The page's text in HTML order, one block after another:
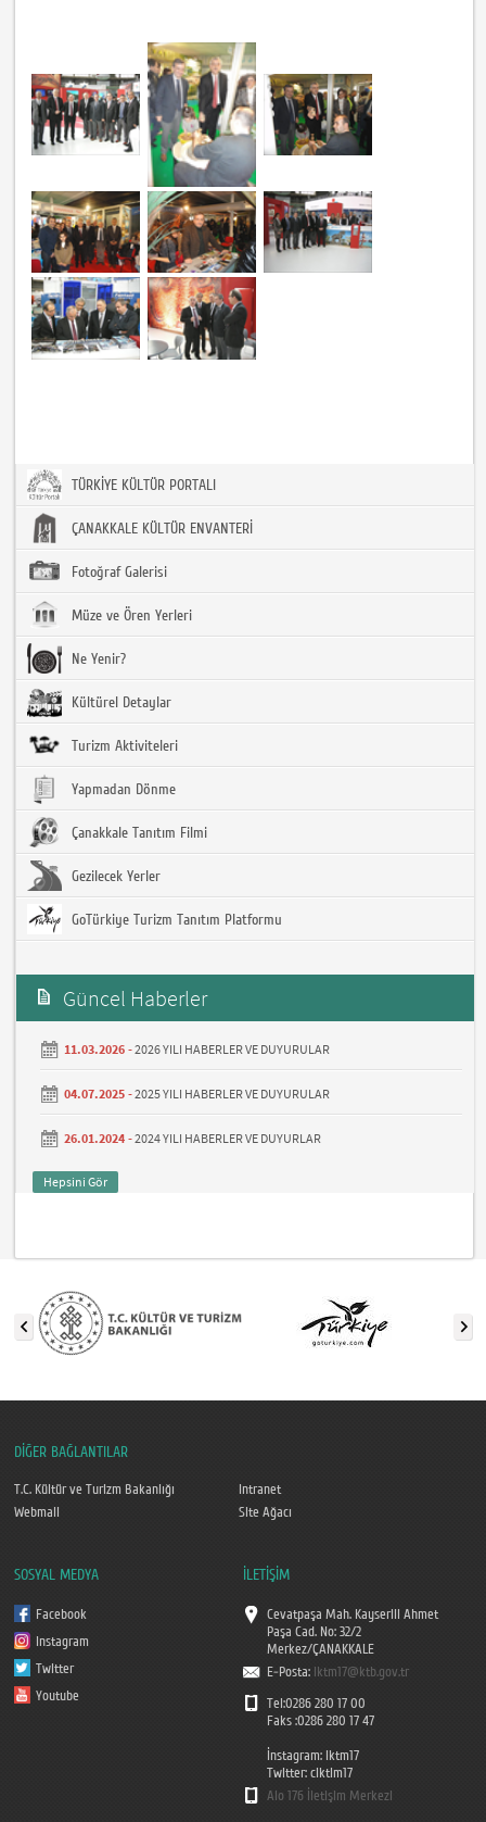
TÜRKİYE KÜLTÜR PORTALI
ÇANAKKALE KÜLTÜR ENVANTERİ
Fotoğraf Galerisi
Müze ve Ören Yerleri
Ne Yenir?
Kültürel Detaylar
Turizm Aktiviteleri
Yapmadan Dönme
Çanakkale Tanıtım Filmi
Gezilecek Yerler
GoTürkiye Turizm Tanıtım Platformu
Güncel Haberler
11.03.2026 -2026 YILI HABERLER VE DUYURULAR
04.07.2025 -2025 YILI HABERLER VE DUYURULAR
26.01.2024 -2024 YILI HABERLER VE DUYURLAR
Hepsini Gör
DİĞER BAĞLANTILAR
T.C. Kültür ve Turizm Bakanlığı
Intranet
Webmail
Site Ağacı
SOSYAL MEDYA
Facebook
Instagram
Twitter
Youtube
İLETİŞİM
Cevatpaşa Mah. Kayserili Ahmet
Paşa Cad. No: 32/2
Merkez/ÇANAKKALE
E-Posta: iktm17@ktb.gov.tr
Tel:0286 280 17 00
Faks :0286 280 17 47
İnstagram: iktm17
Twitter: ciktim17
Alo 176 İletişim Merkezi